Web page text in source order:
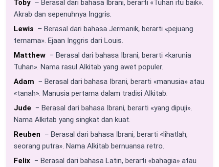
Toby – Berasal dari bahasa Ibrani, berarti «Tuhan itu baik».
Akrab dan sepenuhnya Inggris.
Lewis – Berasal dari bahasa Jermanik, berarti «pejuang
ternama». Ejaan Inggris dari Louis.
Matthew – Berasal dari bahasa Ibrani, berarti «karunia
Tuhan». Nama rasul Alkitab yang awet populer.
Adam – Berasal dari bahasa Ibrani, berarti «manusia» atau
«tanah». Manusia pertama dalam tradisi Alkitab.
Jude – Berasal dari bahasa Ibrani, berarti «yang dipuji».
Nama Alkitab yang singkat dan kuat.
Reuben – Berasal dari bahasa Ibrani, berarti «lihatlah,
seorang putra». Nama Alkitab bernuansa retro.
Felix – Berasal dari bahasa Latin, berarti «bahagia» atau